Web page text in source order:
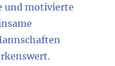
und motivierte